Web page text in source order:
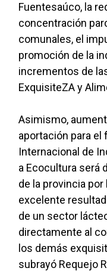
Fuentesaúco, la
concentración
comunales, el
promoción de la
incrementos de
ExquisiteZA y
Asimismo,
aportación para el
Internacional de
a Ecocultura será
de la provincia
excelente
de un sector
directamente al
los demás
subrayó Requejo